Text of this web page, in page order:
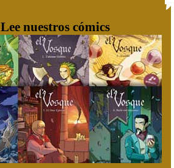
Lee nuestros cómics